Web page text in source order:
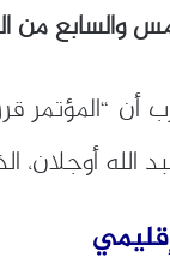
والسابع من
أن “المؤتمر
الماضي إلى إلقاء السلاح وفتح